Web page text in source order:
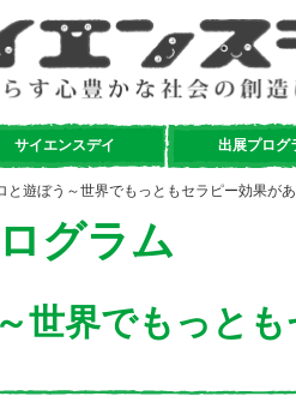
サイエンスデイ 出展プログ
と遊ぼう～世界でもっともセラピー効果が
グラム
世界でもっと